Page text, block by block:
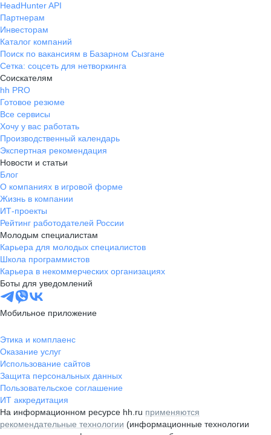
HeadHunter API
Партнерам
Инвесторам
Каталог компаний
Поиск по вакансиям в Базарном Сызгане
Сетка: соцсеть для нетворкинга
Соискателям
hh PRO
Готовое резюме
Все сервисы
Хочу у вас работать
Производственный календарь
Экспертная рекомендация
Новости и статьи
Блог
О компаниях в игровой форме
Жизнь в компании
ИТ-проекты
Рейтинг работодателей России
Молодым специалистам
Карьера для молодых специалистов
Школа программистов
Карьера в некоммерческих организациях
Боты для уведомлений
Мобильное приложение
Этика и комплаенс
Оказание услуг
Использование сайтов
Защита персональных данных
Пользовательское соглашение
ИТ аккредитация
На информационном ресурсе hh.ru применяются
рекомендательные технологии (информационные технологии